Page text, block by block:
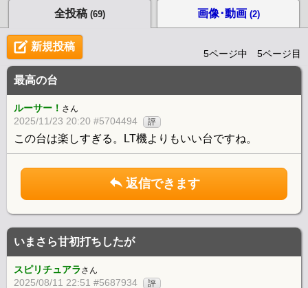
全投稿 (69) 画像･動画 (2)
新規投稿
5ページ中 5ページ目
最高の台
ルーサー！ さん
2025/11/23 20:20 #5704494 評
この台は楽しすぎる。LT機よりもいい台ですね。
返信できます
いまさら甘初打ちしたが
スピリチュアラさん
2025/08/11 22:51 #5687934 評